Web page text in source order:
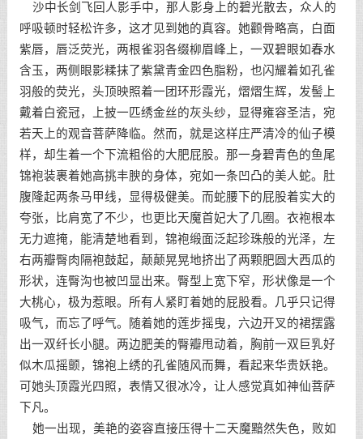
沙中长剑飞回人影手中，那人影身上的碧光散去，众人的
呼吸顿时轻松许多，这才见到她的真容。她颧骨略高，白面
紫唇，唇泛荧光，两根雀羽各缀柳眉峰上，一双碧眼如春水
含玉，两侧眼影糅抹了紫黛青金四色脂粉，也闪耀着如孔雀
羽般的荧光，头顶映照着一团环形霞光，熠熠生辉，发髻上
戴着白瓷冠，上披一匹绣金丝的灰头纱，显得雍容圣洁，宛
若天上的观音菩萨降临。然而，就是这样庄严清冷的仙子模
样，却生着一个下流粗俗的大肥屁股。那一身碧青色的鱼尾
锦袍装裹着她高挑丰腴的身体，宛如一条凹凸的美人蛇。肚
腹隆起两条马甲线，显得极健美。而蛇腰下的屁股着实大的
夸张，比肩宽了不少，也更比天魔首妃大了几圈。衣袍根本
无力遮掩，能清楚地看到，锦袍缎面泛起珍珠般的光泽，左
右两瓣臀肉隔袍鼓起，颠颠晃晃地挤出了两颗肥圆大西瓜的
形状，连臀沟也被凹显出来。臀型上宽下窄，形状像是一个
大桃心，极为惹眼。所有人紧盯着她的屁股看。几乎只记得
吸气，而忘了呼气。随着她的莲步摇曳，六边开叉的裙摆露
出一双纤长小腿。两边肥美的臀瓣甩动着，胸前一双巨乳好
似木瓜摇颤，锦袍上绣的孔雀随风而舞，看起来华贵妖艳。
可她头顶霞光四照，表情又很冰冷，让人感觉真如神仙菩萨
下凡。
她一出现，美艳的姿容直接压得十二天魔黯然失色，败如